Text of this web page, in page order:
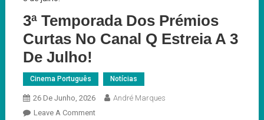
3ª Temporada Dos Prémios
Curtas No Canal Q Estreia A 3
De Julho!
Cinema Português Notícias
26 De Junho, 2026
André Marques
Leave A CommentOn